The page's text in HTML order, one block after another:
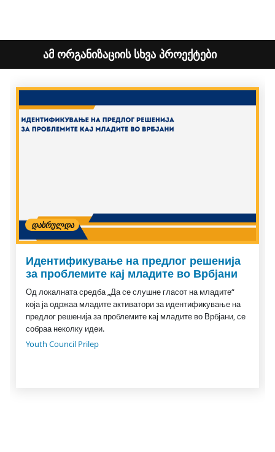
ამ ორგანიზაციის სხვა პროექტები
ᲓᲐᲡᲠᲣᲚᲓᲐ
Идентификување на предлог решенија
за проблемите кај младите во Врбјани
Од локалната средба „Да се слушне гласот на младите“
која ја одржаа младите активатори за идентификување на
предлог решенија за проблемите кај младите во Врбјани, се
собраа неколку идеи.
Youth Council Prilep